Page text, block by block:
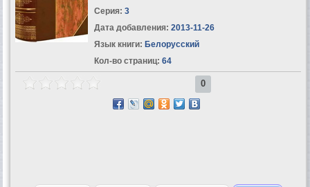
Серия: 3
Дата добавления: 2013-11-26
Язык книги: Белорусский
Кол-во страниц: 64
0